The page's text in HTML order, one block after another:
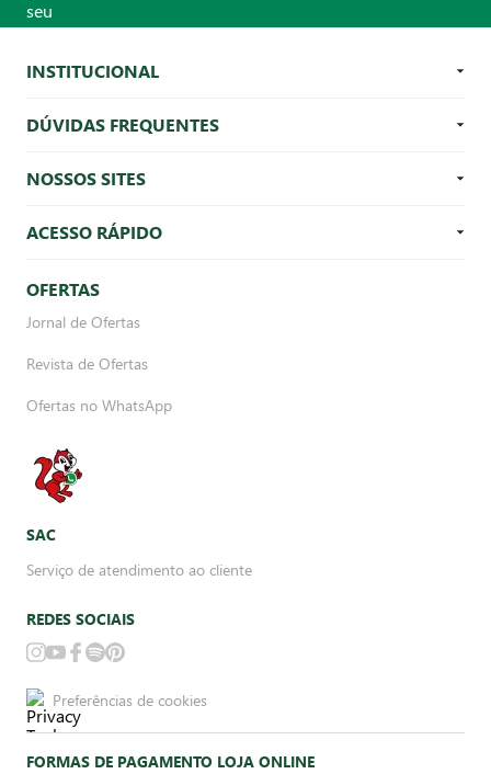
INSTITUCIONAL
DÚVIDAS FREQUENTES
NOSSOS SITES
ACESSO RÁPIDO
OFERTAS
Jornal de Ofertas
Revista de Ofertas
Ofertas no WhatsApp
SAC
Serviço de atendimento ao cliente
REDES SOCIAIS
Preferências de cookies
FORMAS DE PAGAMENTO LOJA ONLINE